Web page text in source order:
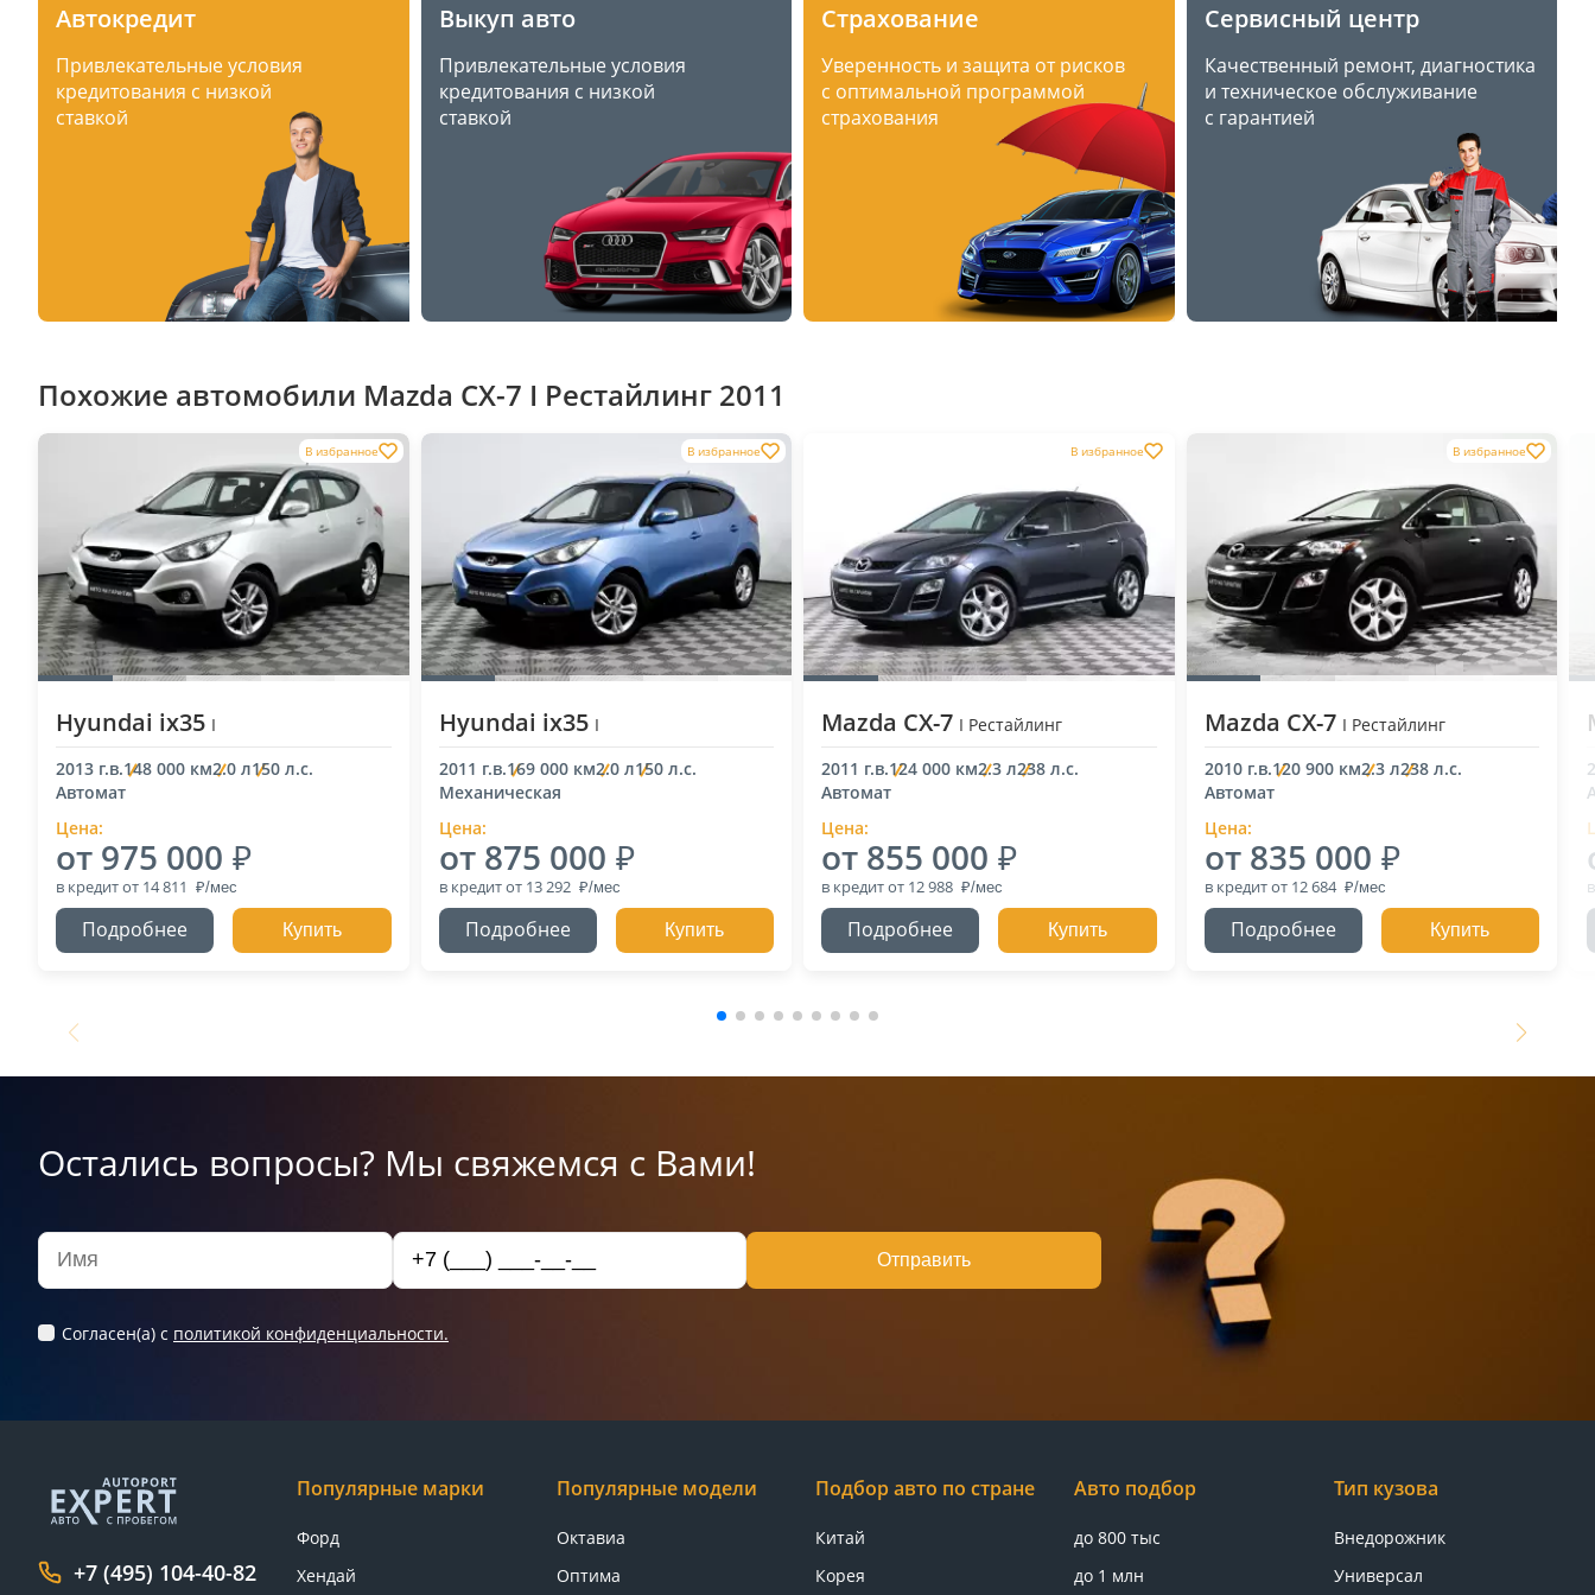
Автокредит
Привлекательные условия
кредитования с низкой
ставкой
Выкуп авто
Привлекательные условия
кредитования с низкой
ставкой
Страхование
Уверенность и защита от рисков
с оптимальной программой
страхования
Сервисный центр
Качественный ремонт, диагностика
и техническое обслуживание
с гарантией
Похожие автомобили Mazda CX-7 I Рестайлинг 2011
В избранное
Hyundai ix35 I
2013 г.в.148 000 км2.0 л150 л.с.
Автомат
Цена:
от 975 000
в кредитот 14 811
Подробнее Купить
В избранное
Hyundai ix35 I
2011 г.в.169 000 км2.0 л150 л.с.
Механическая
Цена:
от 875 000
в кредитот 13 292
Подробнее Купить
В избранное
Mazda CX-7 I Рестайлинг
2011 г.в.124 000 км2.3 л238 л.с.
Автомат
Цена:
от 855 000
в кредитот 12 988
Подробнее Купить
В избранное
Mazda CX-7 I Рестайлинг
2010 г.в.120 900 км2.3 л238 л.с.
Автомат
Цена:
от 835 000
в кредитот 12 684
Подробнее Купить
Остались вопросы? Мы свяжемся с Вами!
Отправить
Согласен(а) c политикой конфиденциальности.
+7 (495) 104-40-82
Популярные марки
Форд
Хендай
Популярные модели
Октавиа
Оптима
Подбор авто по стране
Китай
Корея
Авто подбор
до 800 тыс
до 1 млн
Тип кузова
Внедорожник
Универсал